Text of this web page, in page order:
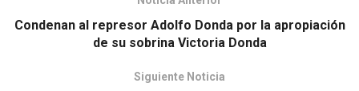
Condenan al represor Adolfo Donda por la apropiación
de su sobrina Victoria Donda
Siguiente Noticia